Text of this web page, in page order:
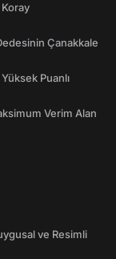
Çanakkale
Puanlı
Verim Alan
ve Resimli